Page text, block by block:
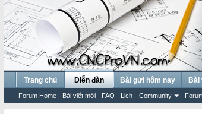
Trang chủ Diễn đàn
Forum Home Bài viết mới FAQ Lịch Community
Bài gửi hôm nay